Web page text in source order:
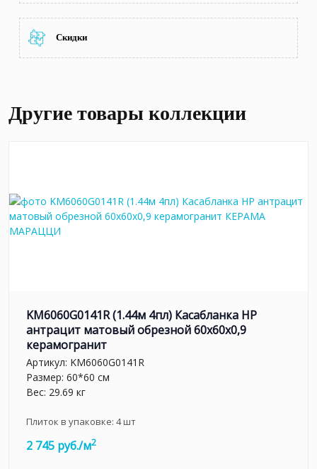
Скидки
Другие товары коллекции
KM6060G0141R (1.44м 4пл) Касабланка HP
антрацит матовый обрезной 60x60x0,9
керамогранит
Артикул: KM6060G0141R
Размер: 60*60 см
Вес: 29.69 кг
Плиток в упаковке: 4шт
2 745 руб./м2